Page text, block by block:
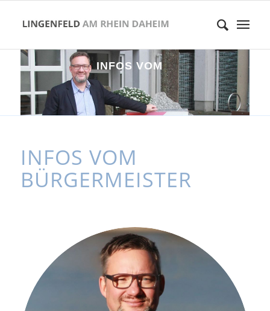
INFOS VOM
BÜ E RMEI TE
INFOS VOM
BÜRGERMEISTER